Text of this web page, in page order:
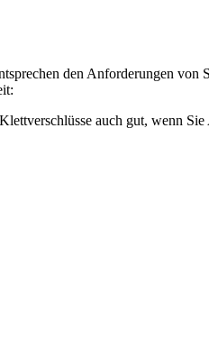
den Anforderungen
auch gut, wenn